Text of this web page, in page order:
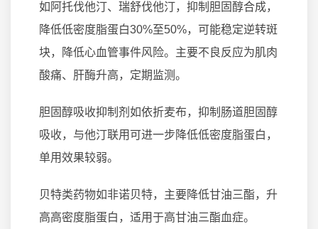
如阿托伐他汀、瑞舒伐他汀，抑制胆固醇合成，
降低低密度脂蛋白30%至50%，可能稳定逆转斑
块，降低心血管事件风险。主要不良反应为肌肉
酸痛、肝酶升高，定期监测。
胆固醇吸收抑制剂如依折麦布，抑制肠道胆固醇
吸收，与他汀联用可进一步降低低密度脂蛋白，
单用效果较弱。
贝特类药物如非诺贝特，主要降低甘油三酯，升
高高密度脂蛋白，适用于高甘油三酯血症。